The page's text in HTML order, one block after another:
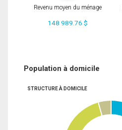
Revenu moyen du ménage
148 989.76 $
Population à domicile
STRUCTURE À DOMICILE